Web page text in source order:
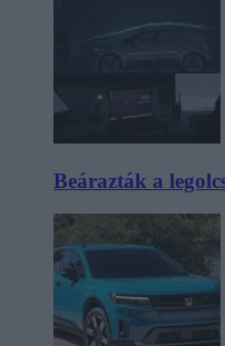
Beárazták a